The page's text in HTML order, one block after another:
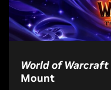
World of Warcraft
Mount